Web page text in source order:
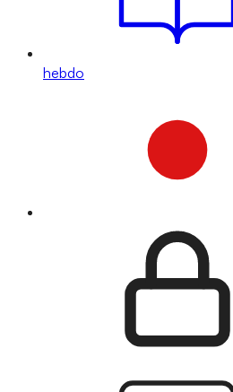
hebdo